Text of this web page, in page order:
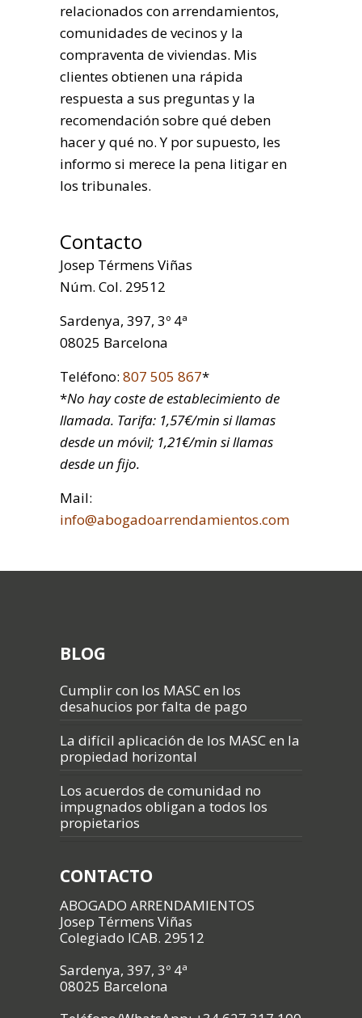
relacionados con arrendamientos,
comunidades de vecinos y la
compraventa de viviendas. Mis
clientes obtienen una rápida
respuesta a sus preguntas y la
recomendación sobre qué deben
hacer y qué no. Y por supuesto, les
informo si merece la pena litigar en
los tribunales.
Contacto
Josep Térmens Viñas
Núm. Col. 29512
Sardenya, 397, 3º 4ª
08025 Barcelona
Teléfono: 807 505 867*
*No hay coste de establecimiento de
llamada. Tarifa: 1,57€/min si llamas
desde un móvil; 1,21€/min si llamas
desde un fijo.
Mail:
info@abogadoarrendamientos.com
BLOG
Cumplir con los MASC en los
desahucios por falta de pago
La difícil aplicación de los MASC en la
propiedad horizontal
Los acuerdos de comunidad no
impugnados obligan a todos los
propietarios
CONTACTO
ABOGADO ARRENDAMIENTOS
Josep Térmens Viñas
Colegiado ICAB. 29512
Sardenya, 397, 3º 4ª
08025 Barcelona